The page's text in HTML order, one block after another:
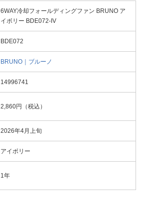
6WAY冷却フォールディングファン BRUNO ア
イボリー BDE072-IV
BDE072
BRUNO｜ブルーノ
14996741
2,860円（税込）
2026年4月上旬
アイボリー
1年